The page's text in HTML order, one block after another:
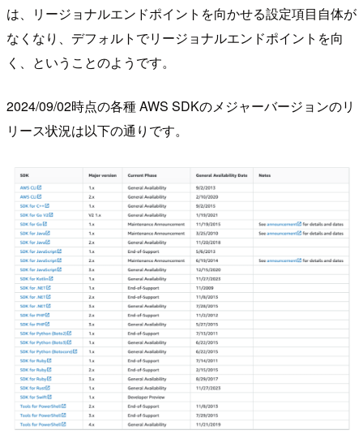
は、リージョナルエンドポイントを向かせる設定項目自体が
なくなり、デフォルトでリージョナルエンドポイントを向
く、ということのようです。
2024/09/02時点の各種 AWS SDKのメジャーバージョンのリ
リース状況は以下の通りです。